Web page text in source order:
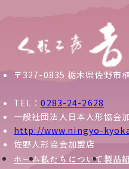
〒327-0835 栃木県佐野市
TEL：0283-24-2628
一般社団法人日本人形協会
http://www.ningyo-
佐野人形協会加盟店
ホーム私たちについて 製品